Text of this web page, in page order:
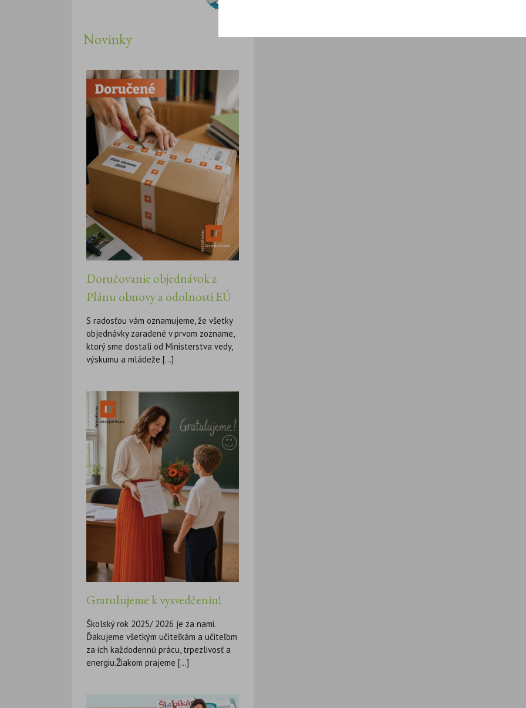
Novinky
Doručovanie objednávok z
Plánu obnovy a odolnosti EÚ
S radosťou vám oznamujeme, že všetky
objednávky zaradené v prvom zozname,
ktorý sme dostali od Ministerstva vedy,
výskumu a mládeže [...]
Gratulujeme k vysvedčeniu!
Školský rok 2025/ 2026 je za nami.
Ďakujeme všetkým učiteľkám a učiteľom
za ich každodennú prácu, trpezlivosť a
energiu.Žiakom prajeme [...]